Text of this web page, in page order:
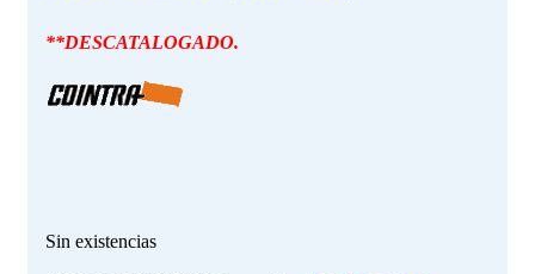
**DESCATALOGADO.
Sin existencias